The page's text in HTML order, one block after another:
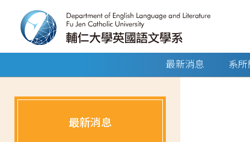
最新消息 系
最新消息